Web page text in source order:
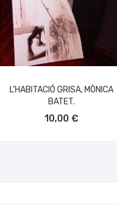
L'HABITACIÓ GRISA, MÒNICA
BATET.
10,00 €